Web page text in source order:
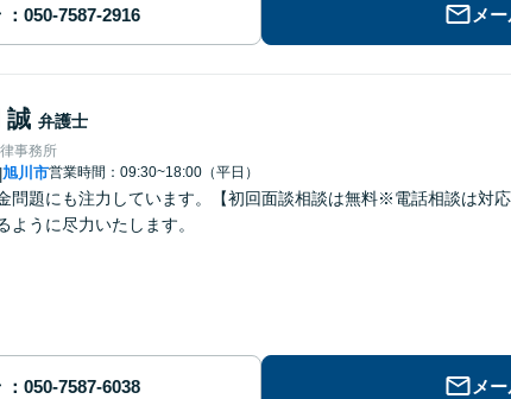
メ
誠 弁護士
事務所
|旭川市営業時間：09:30~18:00（平日）
問題にも注力しています。【初回面談相談は無料※電話相談は対
ように尽力いたします。
メ